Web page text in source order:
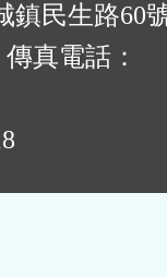
鎮民生路60
真電話：